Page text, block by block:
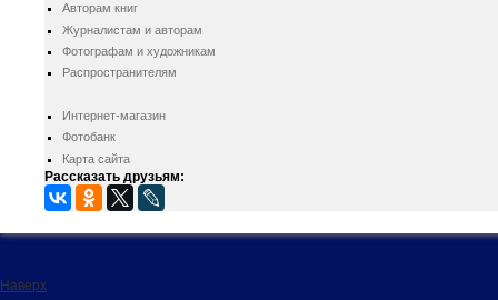
Авторам книг
Журналистам и авторам
Фотографам и художникам
Распространителям
Интернет-магазин
Фотобанк
Карта сайта
Рассказать друзьям:
Наверх